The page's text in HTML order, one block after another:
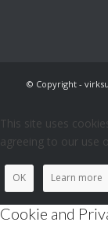
© Copyright -
This site uses
agreeing to our use
OK Learn more
Cookie and